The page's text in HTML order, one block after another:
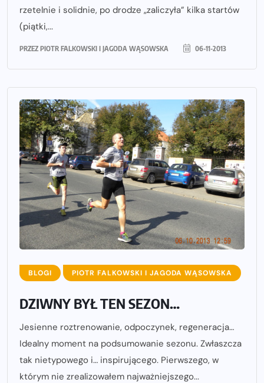
rzetelnie i solidnie, po drodze „zaliczyła” kilka startów
(piątki,...
PRZEZ PIOTR FALKOWSKI I JAGODA WĄSOWSKA 06-11-2013
BLOGI PIOTR FALKOWSKI I JAGODA WĄSOWSKA
DZIWNY BYŁ TEN SEZON…
Jesienne roztrenowanie, odpoczynek, regeneracja…
Idealny moment na podsumowanie sezonu. Zwłaszcza
tak nietypowego i… inspirującego. Pierwszego, w
którym nie zrealizowałem najważniejszego...